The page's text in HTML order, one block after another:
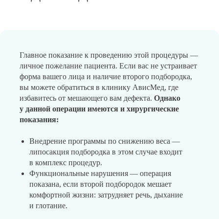
Главное показание к проведению этой процедуры —
личное пожелание пациента. Если вас не устраивает
форма вашего лица и наличие второго подбородка,
вы можете обратиться в клинику АвисМед, где
избавитесь от мешающего вам дефекта. Однако
у данной операции имеются и хирургические
показания:
Внедрение программы по снижению веса —
липосакция подбородка в этом случае входит
в комплекс процедур.
Функциональные нарушения — операция
показана, если второй подбородок мешает
комфортной жизни: затрудняет речь, дыхание
и глотание.